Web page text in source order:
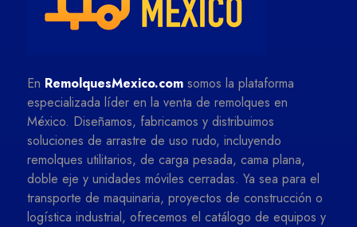
En RemolquesMexico.com somos la plataforma
especializada líder en la venta de remolques en
México. Diseñamos, fabricamos y distribuimos
soluciones de arrastre de uso rudo, incluyendo
remolques utilitarios, de carga pesada, cama plana,
doble eje y unidades móviles cerradas. Ya sea para el
transporte de maquinaria, proyectos de construcción o
logística industrial, ofrecemos el catálogo de equipos y